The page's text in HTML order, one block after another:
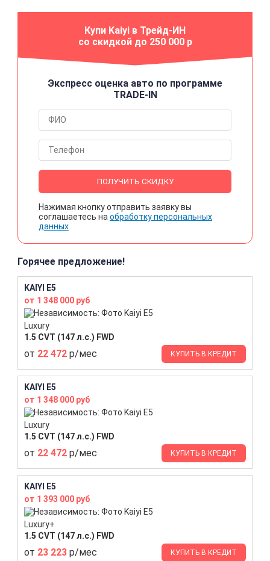
Купи Kaiyi в Трейд-ИН
со скидкой до 250 000 р
Экспресс оценка авто по программе
TRADE-IN
ПОЛУЧИТЬ СКИДКУ
Нажимая кнопку отправить заявку вы
соглашаетесь на обработку персональных
данных
Горячее предложение!
KAIYI E5
от 1 348 000 руб
Luxury
1.5 CVT (147 л.с.) FWD
от 22 472 р/мес КУПИТЬ В КРЕДИТ
KAIYI E5
от 1 348 000 руб
Luxury
1.5 CVT (147 л.с.) FWD
от 22 472 р/мес КУПИТЬ В КРЕДИТ
KAIYI E5
от 1 393 000 руб
Luxury+
1.5 CVT (147 л.с.) FWD
от 23 223 р/мес КУПИТЬ В КРЕДИТ